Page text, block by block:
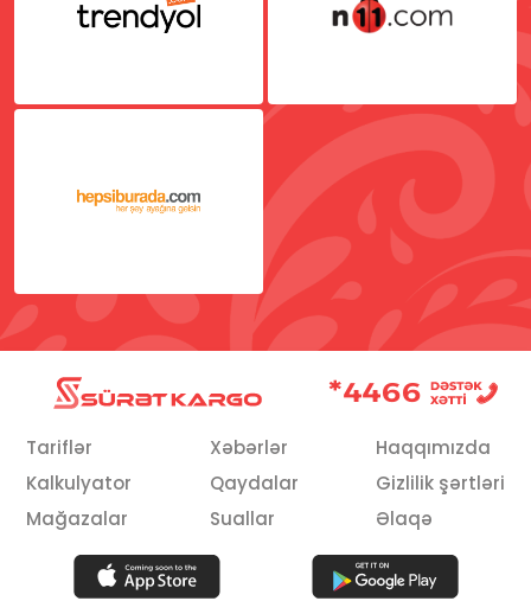
İdman
Multibrend
Tariflər
Kalkulyator
Mağazalar
Xəbərlər
Qaydalar
Suallar
Haqqımızda
Gizlilik şərtləri
Əlaqə